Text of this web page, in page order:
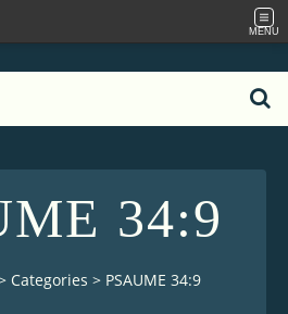
MENU
34:9
Categories > PSAUME 34:9